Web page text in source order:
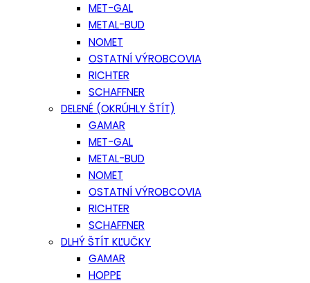
MET-GAL
METAL-BUD
NOMET
OSTATNÍ VÝROBCOVIA
RICHTER
SCHAFFNER
DELENÉ (OKRÚHLY ŠTÍT)
GAMAR
MET-GAL
METAL-BUD
NOMET
OSTATNÍ VÝROBCOVIA
RICHTER
SCHAFFNER
DLHÝ ŠTÍT KĽUČKY
GAMAR
HOPPE